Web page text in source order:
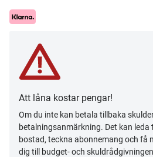
Att låna kostar pengar!
Om du inte kan betala tillbaka
betalningsanmärkning. Det kan
bostad, teckna abonnemang och få
dig till budget- och